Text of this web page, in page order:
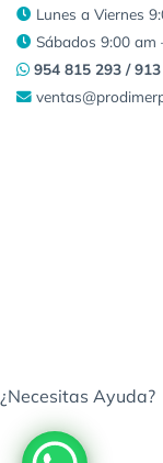
Lunes a Viernes
Sábados 9:00 am
954 815 293 /
¿Necesitas Ayuda?